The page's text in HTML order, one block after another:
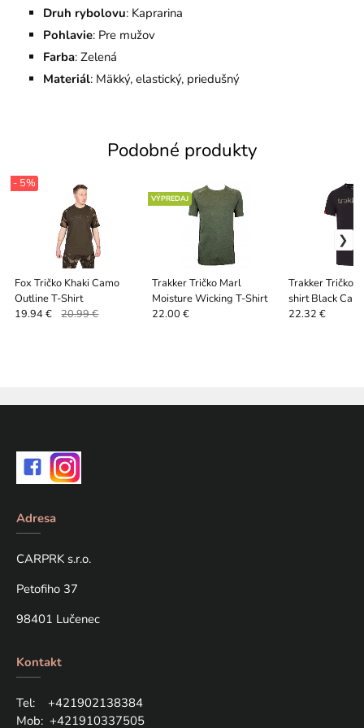
Druh rybolovu: Kaprarina
Pohlavie: Pre mužov
Farba: Zelená
Materiál: Mäkký, elastický, priedušný
Podobné produkty
Fox Tričko Khaki Camo
Outline T-Shirt
- 5%
19.94 € 20.99 €
Trakker Tričko Marl
Moisture Wicking T-Shirt
VÝPREDAJ
22.00 €
Trakker Tričko
shirt Black
22.32 €
Adresa
CARPRK s.r.o.
Petofiho 37
98401 Lučenec
Kontakt
Tel: +421902138384
Mob: +421910337505